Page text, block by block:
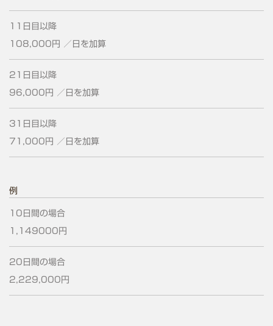
11日 目以降
108,000円 ／日を加算
21日 目以降
96,000円 ／日を加算
31日 目以降
71,000円 ／日を加算
例
10日間の場合
1,149000円
20日間の場合
2,229,000円